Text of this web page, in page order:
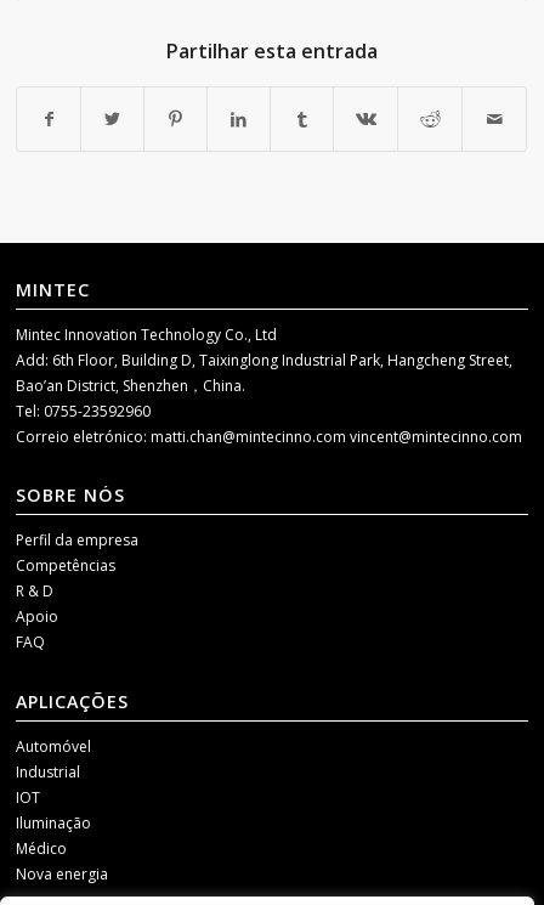
Partilhar esta entrada
MINTEC
Mintec Innovation Technology Co., Ltd
Add: 6th Floor, Building D, Taixinglong Industrial Park, Hangcheng Street,
Bao’an District, Shenzhen，China.
Tel: 0755-23592960
Correio eletrónico:matti.chan@mintecinno.comvincent@mintecinno.com
SOBRE NÓS
Perfil da empresa
Competências
R & D
Apoio
FAQ
APLICAÇÕES
Automóvel
Industrial
IOT
Iluminação
Médico
Nova energia